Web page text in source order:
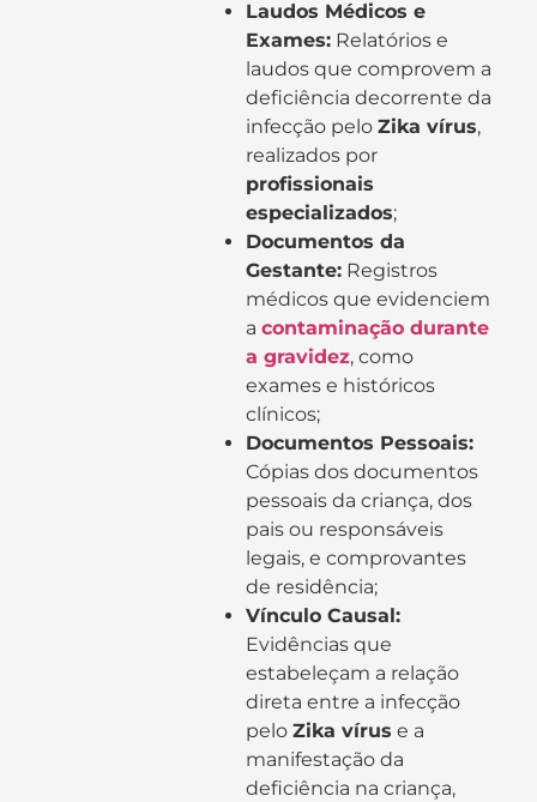
Laudos Médicos e
Exames: Relatórios e
laudos que comprovem a
deficiência decorrente da
infecção pelo Zika vírus,
realizados por
profissionais
especializados;
Documentos da
Gestante: Registros
médicos que evidenciem
a contaminação durante
a gravidez, como
exames e históricos
clínicos;
Documentos Pessoais:
Cópias dos documentos
pessoais da criança, dos
pais ou responsáveis
legais, e comprovantes
de residência;
Vínculo Causal:
Evidências que
estabeleçam a relação
direta entre a infecção
pelo Zika vírus e a
manifestação da
deficiência na criança,